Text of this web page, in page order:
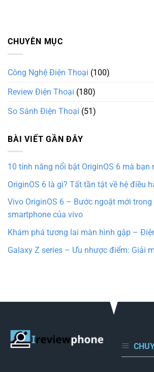
CHUYÊN MỤC
Công Nghệ Điện Thoại (100)
Review Điện Thoại (180)
So Sánh Điện Thoại (51)
BÀI VIẾT GẦN ĐÂY
10 tính năng nổi bật OriginOS 6 mà bạn
OriginOS 6 là gì? Tất tần tật về hệ điều
Vivo OriginOS 6 – Bước ngoặt mới trong
smartphone của vivo
Khám phá tương lai màn hình gập –
Galaxy Z series – Ưu nhược điểm: Giải